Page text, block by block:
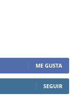
ME GUSTA
SEGUIR